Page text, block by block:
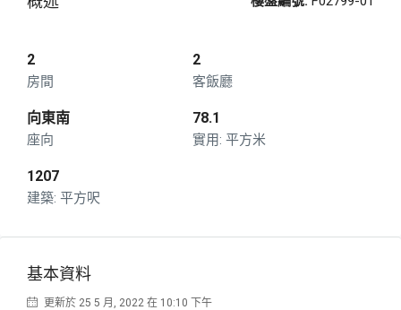
2
房間
2
客飯廳
向東南
座向
78.1
平方米
1207
平方呎
基本資料
更新於 25 5 月, 2022 在 10:10 下午